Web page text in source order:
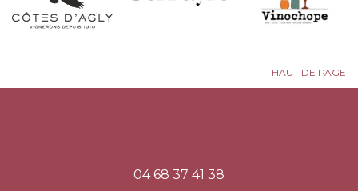
HAUT DE PAGE
04 68 37 41 38